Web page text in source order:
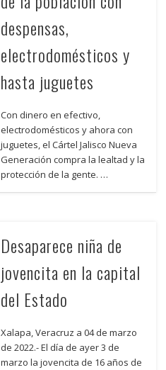
despensas,
electrodomésticos y
hasta juguetes
Con dinero en efectivo,
electrodomésticos y ahora con
juguetes, el Cártel Jalisco Nueva
Generación compra la lealtad y la
protección de la gente. …
Desaparece niña de
jovencita en la capital
del Estado
Xalapa, Veracruz a 04 de marzo
de 2022.- El día de ayer 3 de
marzo la jovencita de 16 años de